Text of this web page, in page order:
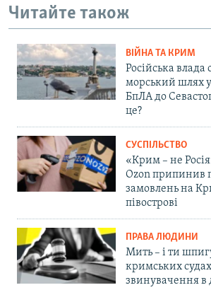
Читайте також
ВІЙНА ТА КРИМ
Російська влада
морський шлях
БпЛА до
це?
СУСПІЛЬСТВО
«Крим – не
Ozon припинив
замовлень на
півострові
ПРАВА ЛЮДИНИ
Мить – і ти
кримських
звинувачення в